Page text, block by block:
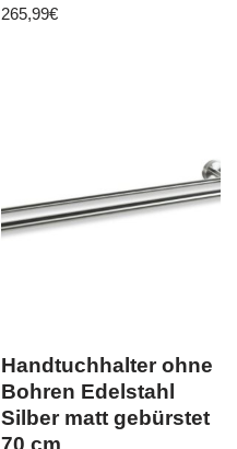
265,99€
Handtuchhalter ohne
Bohren Edelstahl
Silber matt gebürstet
70 cm